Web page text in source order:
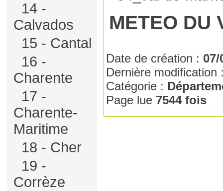
14 -
Calvados
15 - Cantal
16 -
Charente
17 -
Charente-
Maritime
18 - Cher
19 -
Corrèze
METEO DU
Date de création : 07/
Dernière
Catégorie :
Page lue 7544 fois